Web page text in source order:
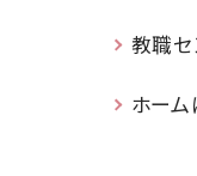
教職セ
ホーム